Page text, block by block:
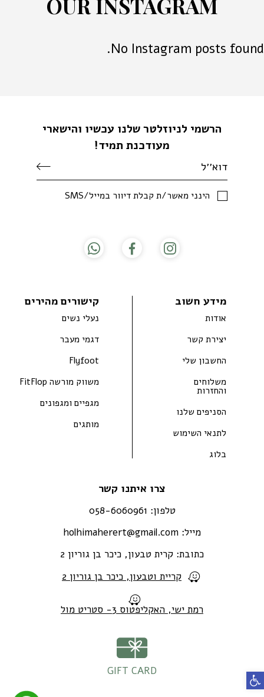
פתח סרגל נגישות
No Instagram posts found.
מידע חשוב
אודות
יצירת קשר
החשבון שלי
משלוחים
והחזרות
הסניפים שלנו
לתנאי השימוש
בלוג
קישורים מהירים
נעלי נשים
דגמי מעבר
Flyfoot
משווק מורשה FitFlop
מגפיים ומגפונים
מותגים
צרו איתנו קשר
טלפון: 058-6060961
מייל: holhimaherert@gmail.com
כתובת: קרית טבעון, כיכר בן גוריון 2
קריית וטבעון, כיכר בן גוריון 2
רמת ישי, האקליפטוס 3- סטריט מול
GIFT CARD
הרשמי לניוזלטר שלנו עכשיו והישארי
מעודכנת תמיד!
SMS/הינני מאשר/ת קבלת דיוור במייל